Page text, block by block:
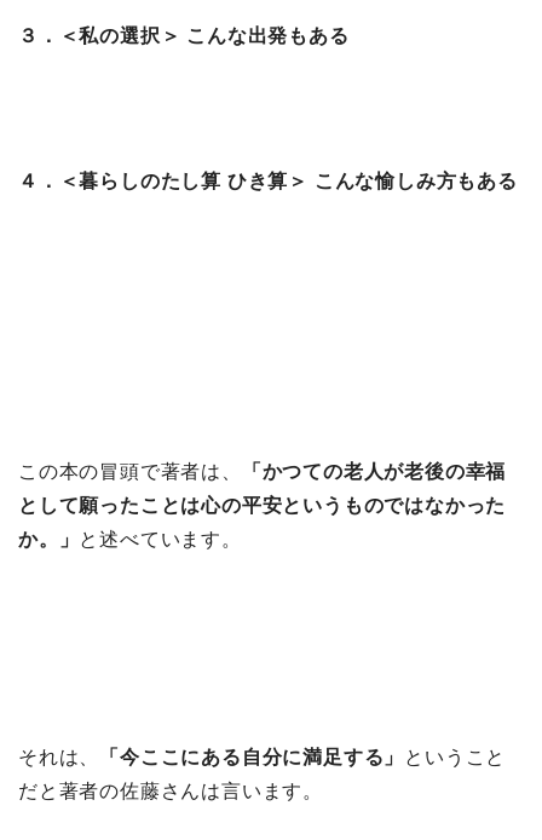
３．＜私の選択＞ こんな出発もある
４．＜暮らしのたし算 ひき算＞ こんな愉しみ方もある
この本の冒頭で著者は、
「かつての老人が老後の幸福
として願ったことは心の平安というものではなかった
か。」 と述べています。
それは、 「今ここにある自分に満足する」
ということ
だと著者の佐藤さんは言います。